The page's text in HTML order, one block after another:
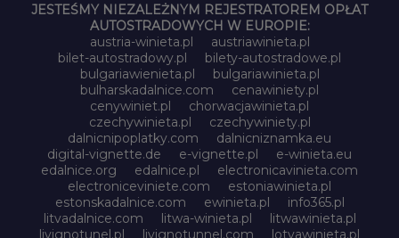
JESTEŚMY NIEZALEŻNYM REJESTRATOREM OPŁAT
AUTOSTRADOWYCH W EUROPIE:
austria-winieta.pl
austriawinieta.pl
bilet-autostradowy.pl
bilety-autostradowe.pl
bulgariawienieta.pl
bulgariawinieta.pl
bulharskadalnice.com
cenawiniety.pl
cenywiniet.pl
chorwacjawinieta.pl
czechywinieta.pl
czechywiniety.pl
dalnicnipoplatky.com
dalnicniznamka.eu
digital-vignette.de
e-vignette.pl
e-winieta.eu
edalnice.org
edalnice.pl
electronicavinieta.com
electroniceviniete.com
estoniawinieta.pl
estonskadalnice.com
ewinieta.pl
info365.pl
litvadalnice.com
litwa-winieta.pl
litwawinieta.pl
livignotunel.pl
livignotunnel.com
lotvawinieta.pl